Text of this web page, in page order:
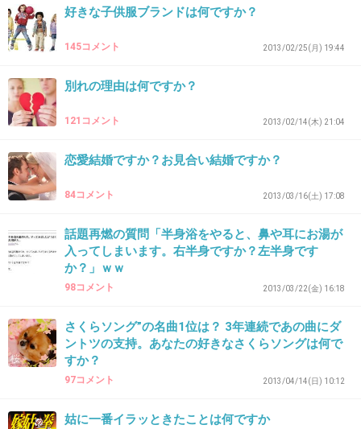
皆さんありがとうございます。
白山陶器！
-0
40. 匿名 2013/08/01(木) 23:38:19
私もノリタケが好き。
母の代から色々なシリーズを持ってて、全て譲
り受けて大活躍してます。やっぱり良い物は時
代が変わっても色褪せない。大切に扱うから割
になる。
好きな子供服ブランドは何ですか？
145コメント 2013/02/25(月) 19:44
別れの理由は何ですか？
121コメント 2013/02/14(木) 21:04
恋愛結婚ですか？お見合い結婚ですか？
84コメント 2013/03/16(土) 17:08
話題再燃の質問「半身浴をやると、鼻や耳にお湯が
入ってしまいます。右半身ですか？左半身です
か？」ｗｗ
98コメント 2013/03/22(金) 16:18
さくらソング”の名曲1位は？ 3年連続であの曲にダ
ントツの支持。あなたの好きなさくらソングは何で
すか？
97コメント 2013/04/14(日) 10:12
姑に一番イラッときたことは何ですか